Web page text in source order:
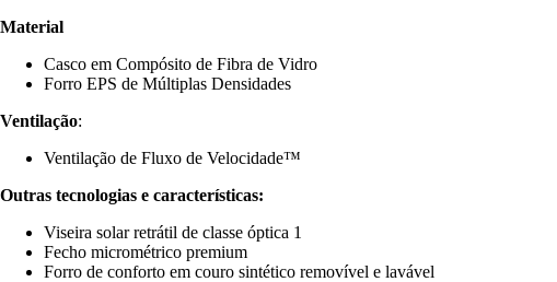
Material
Casco em Compósito de Fibra de Vidro
Forro EPS de Múltiplas Densidades
Ventilação:
Ventilação de Fluxo de Velocidade™
Outras tecnologias e características:
Viseira solar retrátil de classe óptica 1
Fecho micrométrico premium
Forro de conforto em couro sintético removível e lavável